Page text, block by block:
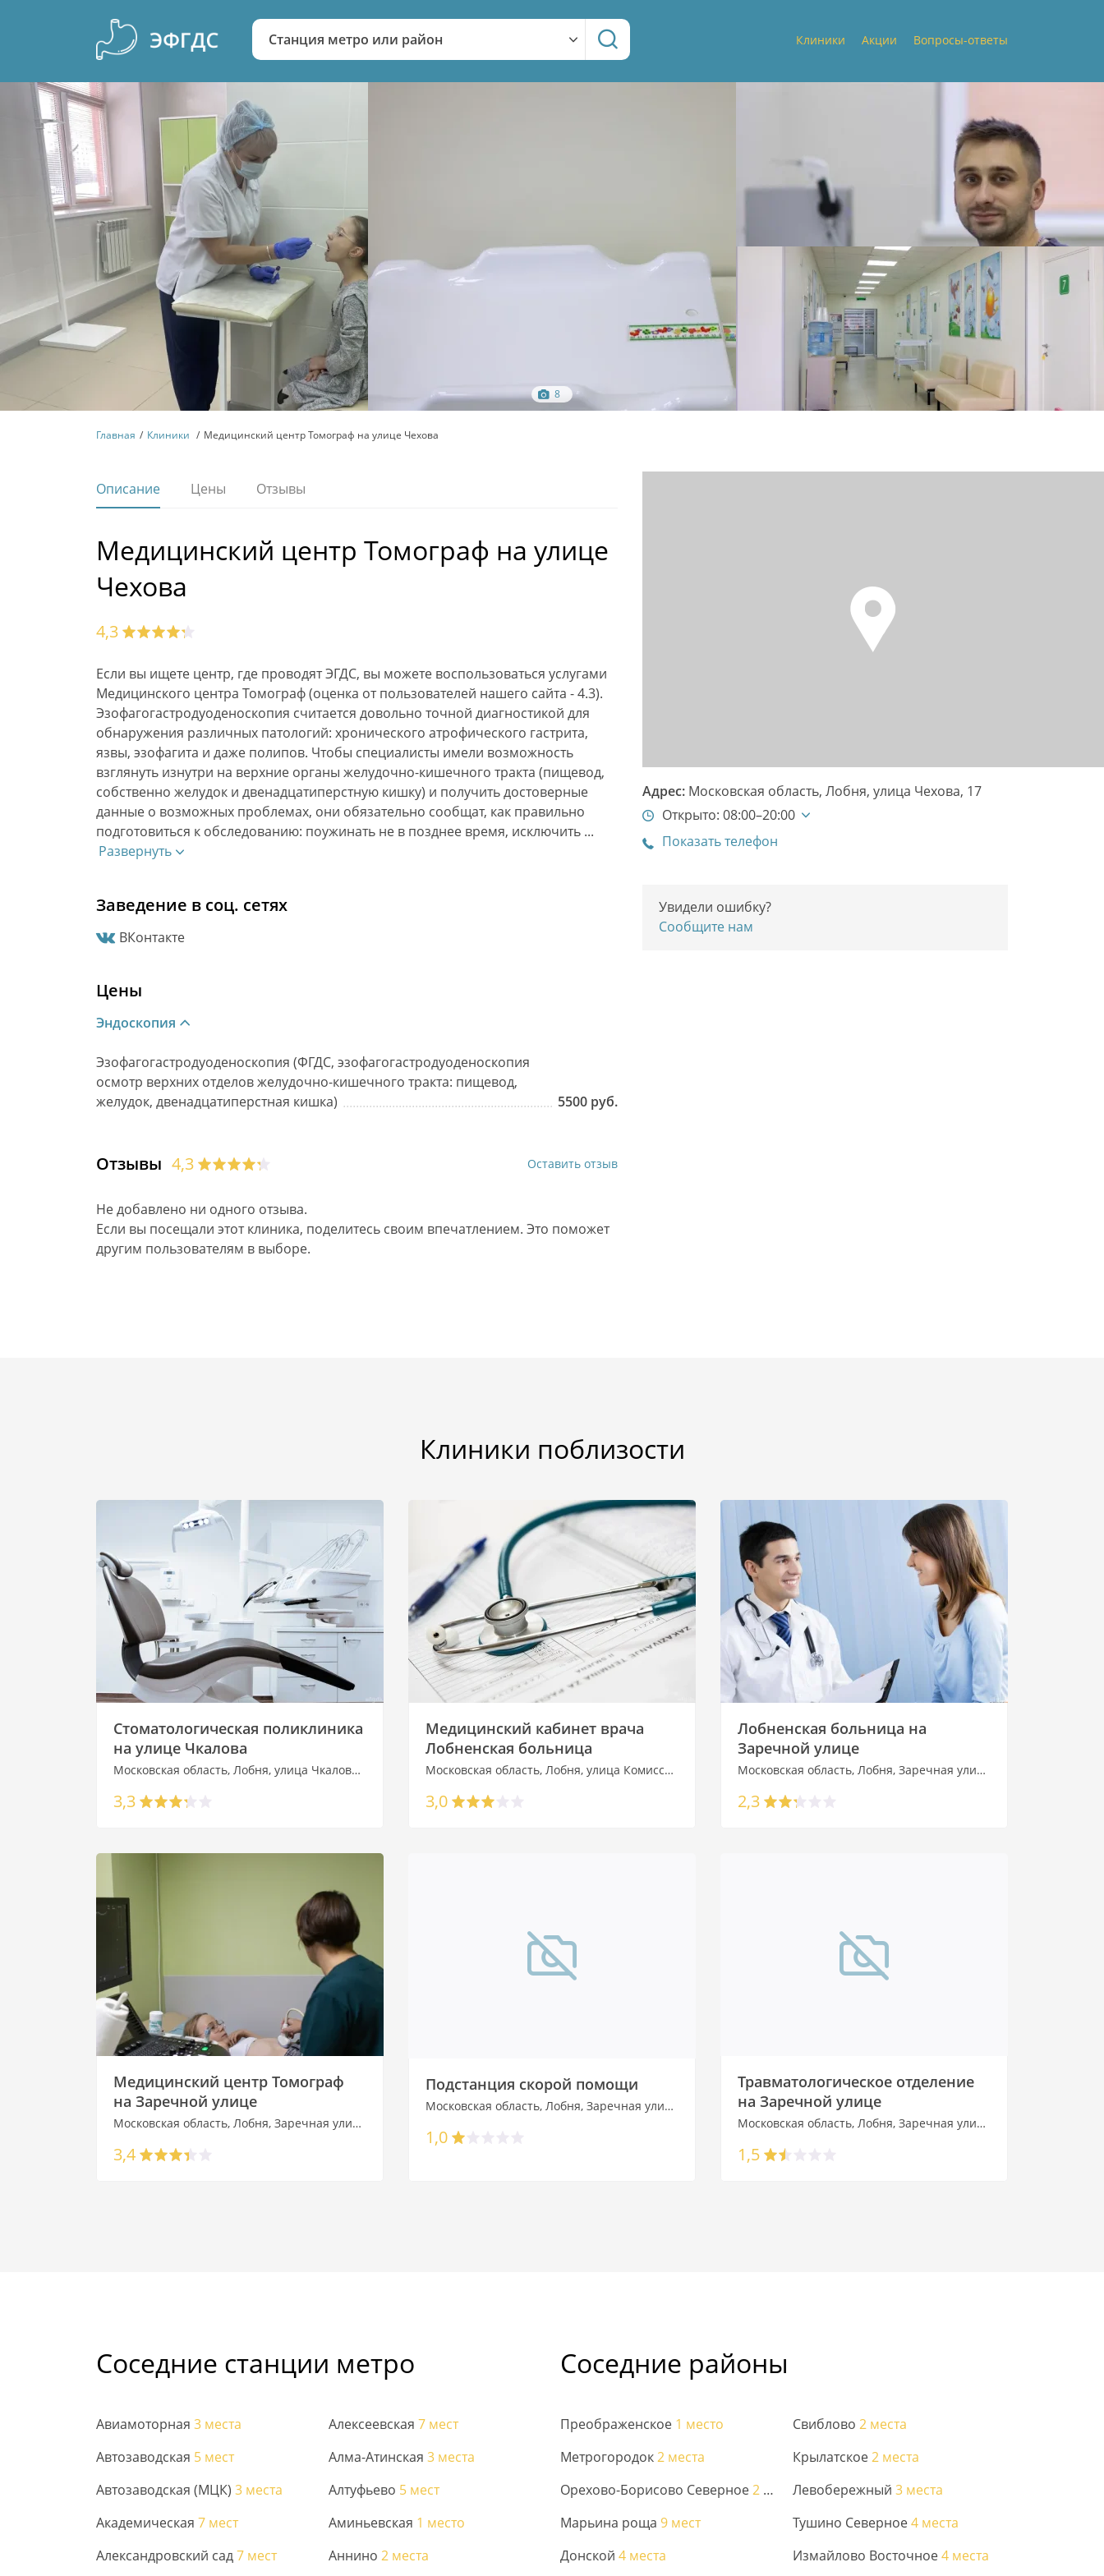
Клиники Акции Вопросы-ответы
8
Главная Клиники Медицинский центр Томограф на улице Чехова
Описание Цены Отзывы
Медицинский центр Томограф на улице
Чехова
4,3
Если вы ищете центр, где проводят ЭГДС, вы можете воспользоваться услугами
Медицинского центра Томограф (оценка от пользователей нашего сайта - 4.3).
Эзофагогастродуоденоскопия считается довольно точной диагностикой для
обнаружения различных патологий: хронического атрофического гастрита,
язвы, эзофагита и даже полипов. Чтобы специалисты имели возможность
взглянуть изнутри на верхние органы желудочно-кишечного тракта (пищевод,
собственно желудок и двенадцатиперстную кишку) и получить достоверные
данные о возможных проблемах, они обязательно сообщат, как правильно
подготовиться к обследованию: поужинать не в позднее время, исключить ...
Развернуть
Адрес: Московская область, Лобня, улица Чехова, 17
Открыто: 08:00–20:00
Показать телефон
Увидели ошибку?
Сообщите нам
Заведение в соц. сетях
ВКонтакте
Цены
Эндоскопия
Эзофагогастродуоденоскопия (ФГДС, эзофагогастродуоденоскопия
осмотр верхних отделов желудочно-кишечного тракта: пищевод,
желудок, двенадцатиперстная кишка)
5500 руб.
Отзывы 4,3 Оставить отзыв
Не добавлено ни одного отзыва.
Если вы посещали этот клиника, поделитесь своим впечатлением. Это поможет
другим пользователям в выборе.
Клиники поблизости
Стоматологическая поликлиника
на улице Чкалова
Московская область, Лобня, улица Чкалова, 6
3,3
Медицинский кабинет врача
Лобненская больница
Московская область, Лобня, улица Комиссара Агапова, 9
3,0
Лобненская больница на
Заречной улице
Московская область, Лобня, Заречная улица, 15
2,3
Медицинский центр Томограф
на Заречной улице
Московская область, Лобня, Заречная улица, 22Б
3,4
Подстанция скорой помощи
Московская область, Лобня, Заречная улица, 15а
1,0
Травматологическое отделение
на Заречной улице
Московская область, Лобня, Заречная улица, 15
1,5
Соседние станции метро
Авиамоторная 3 места
Автозаводская 5 мест
Автозаводская (МЦК) 3 места
Академическая 7 мест
Александровский сад 7 мест
Алексеевская 7 мест
Алма-Атинская 3 места
Алтуфьево 5 мест
Аминьевская 1 место
Аннино 2 места
Соседние районы
Преображенское 1 место
Метрогородок 2 места
Орехово-Борисово Северное 2 места
Марьина роща 9 мест
Донской 4 места
Свиблово 2 места
Крылатское 2 места
Левобережный 3 места
Тушино Северное 4 места
Измайлово Восточное 4 места